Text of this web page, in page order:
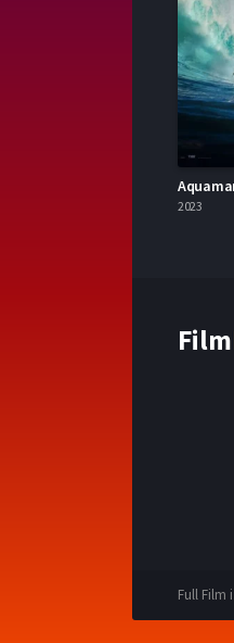
2023
Film
Full Film